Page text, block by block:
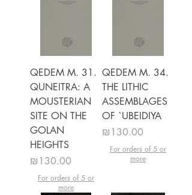
QEDEM M. 34.
THE LITHIC
ASSEMBLAGES
OF `UBEIDIYA
מחיר
₪130.00
For orders of 5 or
more
QEDEM M. 31.
QUNEITRA: A
MOUSTERIAN
SITE ON THE
GOLAN
HEIGHTS
מחיר
₪130.00
For orders of 5 or
more